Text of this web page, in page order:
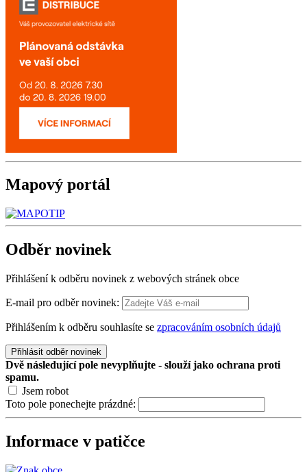
Mapový portál
Odběr novinek
Přihlášení k odběru novinek z webových stránek obce
E-mail pro odběr novinek:
Přihlášením k odběru souhlasíte se zpracováním osobních údajů
Přihlásit odběr novinek
Dvě následující pole nevyplňujte - slouží jako ochrana proti
spamu.
Jsem robot
Toto pole ponechejte prázdné:
Informace v patičce